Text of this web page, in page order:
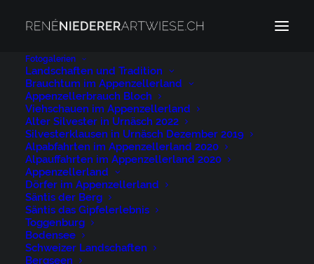
Fotogalerien
Landschaften und Tradition
Brauchtum im Appenzellerland
Appenzellerbrauch Bloch
Viehschauen im Appenzellerland
Alter Silvester in Urnäsch 2022
Silvesterklausen in Urnäsch Dezember 2019
Alpabfahrten im Appenzellerland 2020
Alpauffahrten im Appenzellerland 2020
Appenzellerland
Dörfer im Appenzellerland
Säntis der Berg
Säntis das Gipfelerlebnis
Toggenburg
Bodensee
Schweizer Landschaften
Bergseen
Passwortgeschützte
Seite
Dieser Inhalt ist passwortgeschützt. Bitte geben Sie
Ihr Passwort ein, um ihn anzusehen: